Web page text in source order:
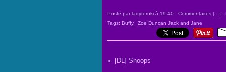
Posté par ladyteruki à 19:40 - Commentaires [ ] -
Tags: Buffy, Zoe Duncan Jack and Jane
[DL] Snoops